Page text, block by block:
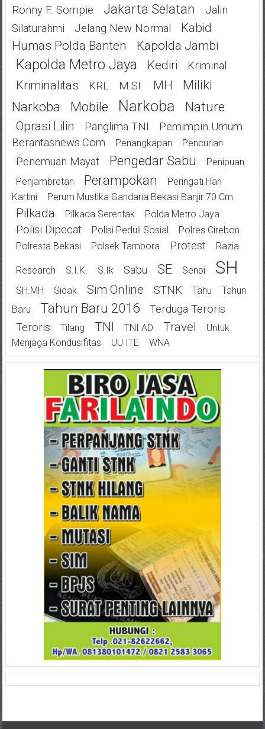
Ronny F. Sompie
Jakarta Selatan
Jalin
Silaturahmi
Jelang New Normal
Kabid
Humas Polda Banten
Kapolda Jambi
Kapolda Metro Jaya Kediri Kriminal
Kriminalitas KRL M.SI. MH
Miliki
Narkoba
Mobile Narkoba Nature
Oprasi Lilin Panglima TNI
Pemimpin Umum
Berantasnews.com
Penangkapan Pencurian
Penemuan Mayat Pengedar Sabu
Penipuan
Penjambretan
Perampokan
Peringati Hari
Kartini
Perum Mustika Gandaria Bekasi Banjir 70 Cm
Pilkada Pilkada Serentak Polda Metro Jaya
Polisi Dipecat Polisi Peduli Sosial
Polres Cirebon
Polresta Bekasi
Polsek Tambora Protest Razia
Research S.I.K. S.Ik Sabu SE Senpi SH
SH.MH Sidak Sim Online STNK Tahu
Tahun
Baru
Tahun Baru 2016
Terduga Teroris
Teroris
Tilang TNI TNI AD Travel
Untuk
Menjaga Kondusifitas
UU ITE WNA